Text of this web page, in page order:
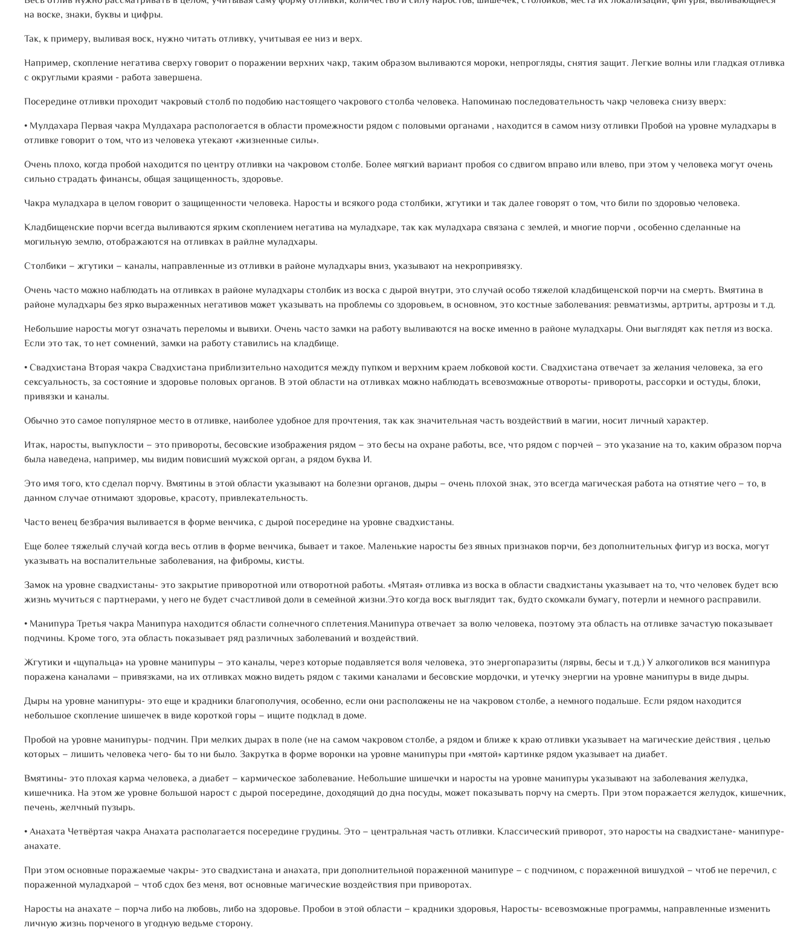
на воске, знаки, буквы и цифры.
Так, к примеру, выливая воск, нужно читать отливку, учитывая ее низ и верх.
Например, скопление негатива сверху говорит о поражении верхних чакр, таким образом выливаются мороки, непрогляды, снятия защит. Легкие волны или гладкая отливка
с округлыми краями - работа завершена.
Посередине отливки проходит чакровый столб по подобию настоящего чакрового столба человека. Напоминаю последовательность чакр человека снизу вверх:
• Мулдахара Первая чакра Мулдахара распологается в области промежности рядом с половыми органами , находится в самом низу отливки Пробой на уровне муладхары в
отливке говорит о том, что из человека утекают «жизненные силы».
Очень плохо, когда пробой находится по центру отливки на чакровом столбе. Более мягкий вариант пробоя со сдвигом вправо или влево, при этом у человека могут очень
сильно страдать финансы, общая защищенность, здоровье.
Чакра муладхара в целом говорит о защищенности человека. Наросты и всякого рода столбики, жгутики и так далее говорят о том, что били по здоровью человека.
Кладбищенские порчи всегда выливаются ярким скоплением негатива на муладхаре, так как муладхара связана с землей, и многие порчи , особенно сделанные на
могильную землю, отображаются на отливках в райлне муладхары.
Столбики – жгутики – каналы, направленные из отливки в районе муладхары вниз, указывают на некропривязку.
Очень часто можно наблюдать на отливках в районе муладхары столбик из воска с дырой внутри, это случай особо тяжелой кладбищенской порчи на смерть. Вмятина в
районе муладхары без ярко выраженных негативов может указывать на проблемы со здоровьем, в основном, это костные заболевания: ревматизмы, артриты, артрозы и т.д.
Небольшие наросты могут означать переломы и вывихи. Очень часто замки на работу выливаются на воске именно в районе муладхары. Они выглядят как петля из воска.
Если это так, то нет сомнений, замки на работу ставились на кладбище.
• Свадхистана Вторая чакра Свадхистана приблизительно находится между пупком и верхним краем лобковой кости. Свадхистана отвечает за желания человека, за его
сексуальность, за состояние и здоровье половых органов. В этой области на отливках можно наблюдать всевозможные отвороты- привороты, рассорки и остуды, блоки,
привязки и каналы.
Обычно это самое популярное место в отливке, наиболее удобное для прочтения, так как значительная часть воздействий в магии, носит личный характер.
Итак, наросты, выпуклости – это привороты, бесовские изображения рядом – это бесы на охране работы, все, что рядом с порчей – это указание на то, каким образом порча
была наведена, например, мы видим повисший мужской орган, а рядом буква И.
Это имя того, кто сделал порчу. Вмятины в этой области указывают на болезни органов, дыры – очень плохой знак, это всегда магическая работа на отнятие чего – то, в
данном случае отнимают здоровье, красоту, привлекательность.
Часто венец безбрачия выливается в форме венчика, с дырой посередине на уровне свадхистаны.
Еще более тяжелый случай когда весь отлив в форме венчика, бывает и такое. Маленькие наросты без явных признаков порчи, без дополнительных фигур из воска, могут
указывать на воспалительные заболевания, на фибромы, кисты.
Замок на уровне свадхистаны- это закрытие приворотной или отворотной работы. «Мятая» отливка из воска в области свадхистаны указывает на то, что человек будет всю
жизнь мучиться с партнерами, у него не будет счастливой доли в семейной жизни.Это когда воск выглядит так, будто скомкали бумагу, потерли и немного расправили.
• Манипура Третья чакра Манипура находится области солнечного сплетения.Манипура отвечает за волю человека, поэтому эта область на отливке зачастую показывает
подчины. Кроме того, эта область показывает ряд различных заболеваний и воздействий.
Жгутики и «щупальца» на уровне манипуры – это каналы, через которые подавляется воля человека, это энергопаразиты (лярвы, бесы и т.д.) У алкоголиков вся манипура
поражена каналами – привязками, на их отливках можно видеть рядом с такими каналами и бесовские мордочки, и утечку энергии на уровне манипуры в виде дыры.
Дыры на уровне манипуры- это еще и крадники благополучия, особенно, если они расположены не на чакровом столбе, а немного подальше. Если рядом находится
небольшое скопление шишечек в виде короткой горы – ищите подклад в доме.
Пробой на уровне манипуры- подчин. При мелких дырах в поле (не на самом чакровом столбе, а рядом и ближе к краю отливки указывает на магические действия , целью
которых – лишить человека чего- бы то ни было. Закрутка в форме воронки на уровне манипуры при «мятой» картинке рядом указывает на диабет.
Вмятины- это плохая карма человека, а диабет – кармическое заболевание. Небольшие шишечки и наросты на уровне манипуры указывают на заболевания желудка,
кишечника. На этом же уровне большой нарост с дырой посередине, доходящий до дна посуды, может показывать порчу на смерть. При этом поражается желудок, кишечник,
печень, желчный пузырь.
• Анахата Четвёртая чакра Анахата располагается посередине грудины. Это – центральная часть отливки. Классический приворот, это наросты на свадхистане- манипуре-
анахате.
При этом основные поражаемые чакры- это свадхистана и анахата, при дополнительной пораженной манипуре – с подчином, с пораженной вишудхой – чтоб не перечил, с
пораженной муладхарой – чтоб сдох без меня, вот основные магические воздействия при приворотах.
Наросты на анахате – порча либо на любовь, либо на здоровье. Пробои в этой области – крадники здоровья, Наросты- всевозможные программы, направленные изменить
личную жизнь порченого в угодную ведьме сторону.